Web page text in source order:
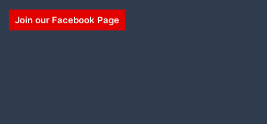
Join our Facebook Page